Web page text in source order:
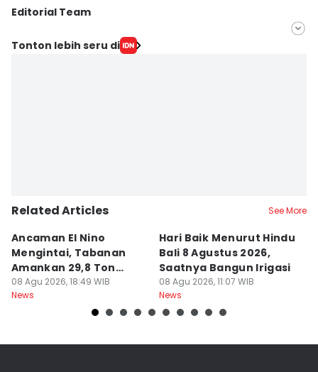
Editorial Team
Editor
Tonton lebih seru di
Related Articles See More
Ancaman El Nino
Mengintai, Tabanan
Amankan 29,8 Ton
Beras
08 Agu 2026, 18:49 WIB
News
Hari Baik Menurut Hindu
Bali 8 Agustus 2026,
Saatnya Bangun Irigasi
08 Agu 2026, 11:07 WIB
News